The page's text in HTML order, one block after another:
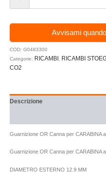
Avvisami
COD: G0483300
Categorie: RICAMBI RICAMBI
CO2
Descrizione
Guarnizione OR Canna per CARABINA
Guarnizione OR Canna per CARABINA
DIAMETRO ESTERNO 12.9 MM